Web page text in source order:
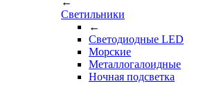
Светильники
←
Cветодиодные LED
Морские
Металлогалоидные
Ночная подсветка